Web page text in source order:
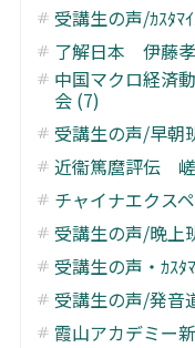
受講生の声/ｶｽﾀﾏ
了解日本 伊藤
中国マクロ経済
会 (7)
受講生の声/早朝
近衞篤麿評伝
チャイナエクス
受講生の声/晩上
受講生の声・ｶｽﾀ
受講生の声/発音
霞山アカデミー